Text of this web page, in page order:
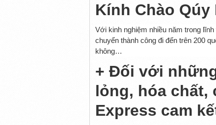
Kính Chào Qúy
Với kinh nghiệm nhiều năm trong
chuyển thành công đi đến trên 200
không…
+ Đối với
lỏng, hóa chất,
Express cam